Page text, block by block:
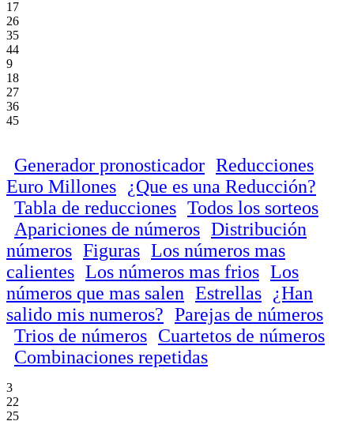
17
26
35
44
9
18
27
36
45
Generador pronosticador Reducciones
Euro Millones
¿Que es una Reducción?
Tabla de reducciones Todos los sorteos
Apariciones de números Distribución
números Figuras Los números mas
calientes Los números mas frios Los
números que mas salen Estrellas
¿Han
salido mis numeros? Parejas de números
Trios de números Cuartetos de números
Combinaciones repetidas
3
22
25